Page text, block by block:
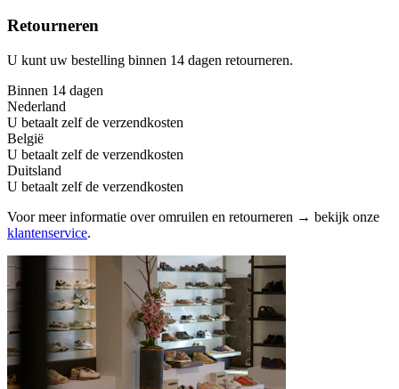
Retourneren
U kunt uw bestelling binnen 14 dagen retourneren.
Binnen 14 dagen
Nederland
U betaalt zelf de verzendkosten
België
U betaalt zelf de verzendkosten
Duitsland
U betaalt zelf de verzendkosten
Voor meer informatie over omruilen en retourneren → bekijk onze
klantenservice.